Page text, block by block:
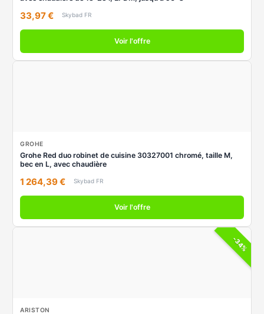
33,97 € Skybad FR
Voir l'offre
GROHE
Grohe Red duo robinet de cuisine 30327001 chromé, taille M,
bec en L, avec chaudière
1 264,39 € Skybad FR
Voir l'offre
-34%
ARISTON